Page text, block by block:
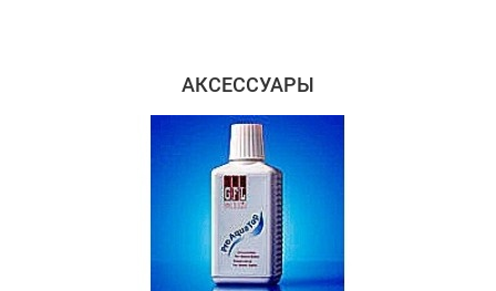
АКСЕССУАРЫ